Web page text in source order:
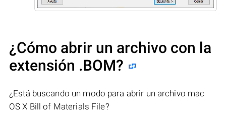
¿Cómo abrir un archivo con la
extensión .BOM?
¿Está buscando un modo para abrir un archivo mac
OS X Bill of Materials File?